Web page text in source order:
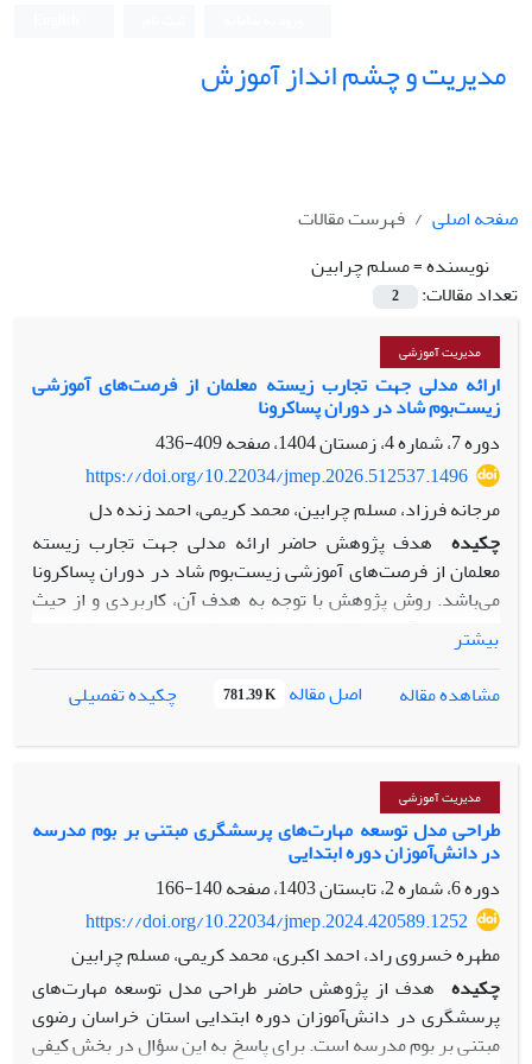
مدیریت و چشم انداز آموزش
صفحه اصلی
فهرست مقالات
نویسنده =مسلم چرابین
تعداد مقالات:
2
مدیریت آموزشی
ارائه مدلی جهت تجارب ‌زیسته ‌معلمان از فرصت‌های آموزشی
زیست‌بوم شاد در دوران پسا‌کرونا
دوره 7، شماره 4، زمستان 1404، صفحه
409-436
https://doi.org/10.22034/jmep.2026.512537.1496
مرجانه فرزاد، مسلم چرابین، محمد کریمی، احمد زنده دل
چکیده هدف پژوهش حاضر ارائه مدلی جهت تجارب ‌زیسته
‌معلمان از فرصت‌های آموزشی زیست‌بوم شاد در دوران پسا‌کرونا
می‌باشد. روش پژوهش با توجه به هدف آن، کاربردی و از حیث
شیوه اجرا، آمیخته (کیفی-کمی) و از نظر ماهیت در بخش کیفی
پدیدارشناسی و در بخش کمی توصیفی می‌باشد. جامعه آماری
پژوهش در بخش کیفی را 15 نفر از خبرگان که شامل معلمان با
تجربه بالای 10 سال و تخصص در زمینه مدیریت آموزشی و علوم
تربیتی تشکیل دادند که با روش نمونه‌‌گیری هدفمند انتخاب
نفر از طریق فرمول کوکران انتخاب شدند. برای تجزیه‌وتحلیل
استفاده شد. نتایج پژوهش شامل دوزاده مؤلفه و چهار بعد محوری
گسترش موقعیت یادگیری، بسط و اشاعه تربیتی، نقطه تحول و
کیفیت‌بخشی و چرخش نقش معلمان بود. یافته‌ها نشان داد که
بهره‌مندی از فرصت‌های آموزشی زیست بوم شاد در دوران
پساکرونا مستلزم تغییر نگاه معلمان نسبت به آموزش مجازی بوده
و نیاز است که سیاست‌های منسجم در این خصوص انجام پذیرد.
چنانچه رویه موجود در رابطه با زیست بوم شاد تداوم یابد و به
بیشتر
مشاهده مقاله
اصل مقاله 781.39 K چکیده تفصیلی
مدیریت آموزشی
طراحی مدل توسعه مهارت‌های پرسشگری مبتنی بر بوم مدرسه
در دانش‌آموزان دوره ابتدایی
دوره 6، شماره 2، تابستان 1403، صفحه
140-166
https://doi.org/10.22034/jmep.2024.420589.1252
مطهره خسروی راد، احمد اکبری، محمد کریمی، مسلم چرابین
چکیده هدف از پژوهش حاضر طراحی مدل توسعه مهارت‌های
پرسشگری در دانش‌آموزان دوره ابتدایی استان خراسان رضوی
مبتنی بر بوم مدرسه است. برای پاسخ به این سؤال در بخش کیفی